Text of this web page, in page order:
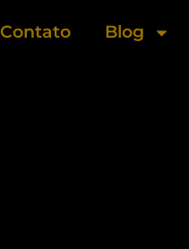
Contato Blog